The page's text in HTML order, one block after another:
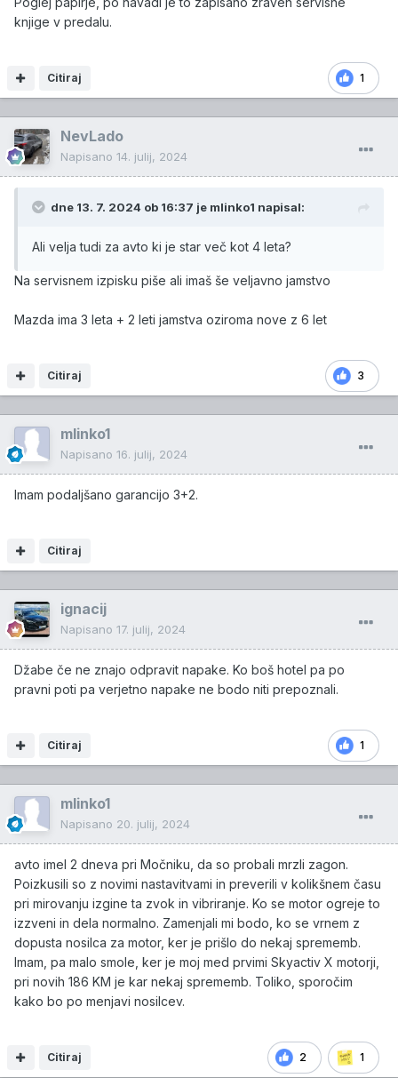
knjige v predalu.
1
Citiraj
NevLado
Napisano 14. julij, 2024
dne 13. 7. 2024 ob 16:37 je mlinko1 napisal:
Ali velja tudi za avto ki je star več kot 4 leta?
Na servisnem izpisku piše ali imaš še veljavno jamstvo
Mazda ima 3 leta + 2 leti jamstva oziroma nove z 6 let
3
Citiraj
mlinko1
Napisano 16. julij, 2024
Imam podaljšano garancijo 3+2.
Citiraj
ignacij
Napisano 17. julij, 2024
Džabe če ne znajo odpravit napake. Ko boš hotel pa po
pravni poti pa verjetno napake ne bodo niti prepoznali.
1
Citiraj
mlinko1
Napisano 20. julij, 2024
avto imel 2 dneva pri Močniku, da so probali mrzli zagon.
Poizkusili so z novimi nastavitvami in preverili v kolikšnem času
pri mirovanju izgine ta zvok in vibriranje. Ko se motor ogreje to
izzveni in dela normalno. Zamenjali mi bodo, ko se vrnem z
dopusta nosilca za motor, ker je prišlo do nekaj sprememb.
Imam, pa malo smole, ker je moj med prvimi Skyactiv X motorji,
pri novih 186 KM je kar nekaj sprememb. Toliko, sporočim
kako bo po menjavi nosilcev.
2 1
Citiraj